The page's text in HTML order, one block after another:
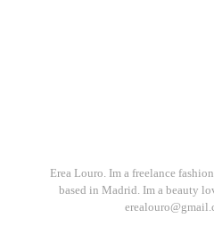
Erea Louro. Im a freelance
based in Madrid. Im a beauty